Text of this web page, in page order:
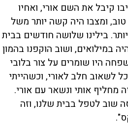
קיבל את השם אורי, ואחיו
ומצבו היה קשה יותר משל
בילינו שלושה חודשים בבית
במילואים, ושוב הוקפנו בהמון
היו שומרים על צור בלובי
לשאוב חלב לאורי, וכשהייתי
מחליף אותי ונשאר עם אורי.
שוב לטפל בבית שלנו, וזה